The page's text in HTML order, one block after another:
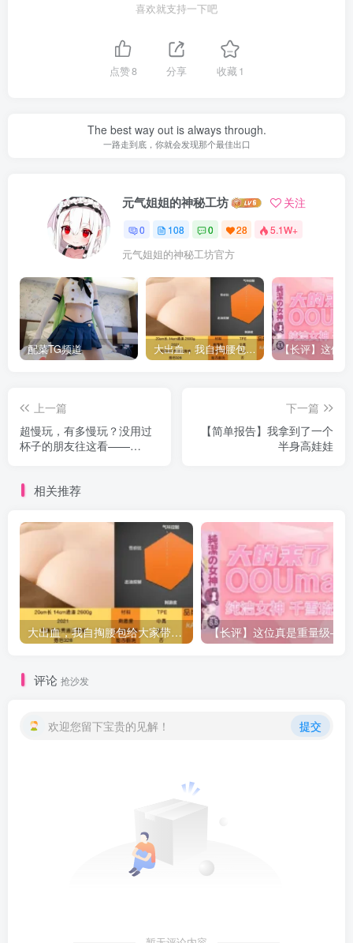
喜欢就支持一下吧
点赞8 分享 收藏1
The best way out is always through.
一路走到底，你就会发现那个最佳出口
元气姐姐的神秘工坊 关注
0 108 0 28 5.1W+
元气姐姐的神秘工坊官方
配菜TG频道 大出血，我自掏腰包给大家带来——KAGUYANO新品蜂蜜芥末酱倔强款测评
上一篇
超慢玩，有多慢玩？没用过
杯子的朋友往这看——
下一篇
【简单报告】我拿到了一个
半身高娃娃
相关推荐
大出血，我自掏腰包给大家带来——KAGUYANO新品蜂蜜芥末酱倔强款测评
评论 抢沙发
欢迎您留下宝贵的见解！ 提交